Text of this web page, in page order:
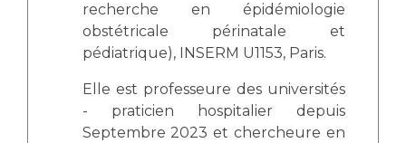
recherche en épidémiologie
obstétricale périnatale et
pédiatrique), INSERM U1153, Paris.
Elle est professeure des universités
- praticien hospitalier depuis
Septembre 2023 et chercheure en